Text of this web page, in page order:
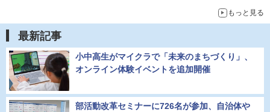
もっと見る
最新記事
小中高生がマイクラで「未来のまちづくり」、
オンライン体験イベントを追加開催
部活動改革セミナーに726名が参加、自治体や